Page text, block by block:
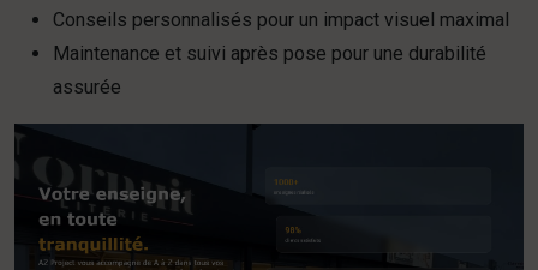
Conseils personnalisés pour un impact visuel maximal
Maintenance et suivi après pose pour une durabilité
assurée